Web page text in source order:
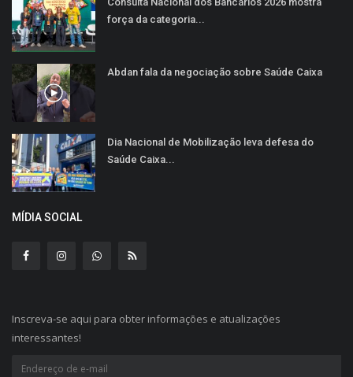
força da categoria...
Abdan fala da negociação sobre Saúde Caixa
Dia Nacional de Mobilização leva defesa do
Saúde Caixa...
MÍDIA SOCIAL
Inscreva-se aqui para obter informações e atualizações
interessantes!